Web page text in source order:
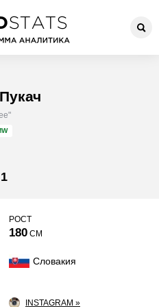
1
РОСТ
180 СМ
Словакия
INSTAGRAM »